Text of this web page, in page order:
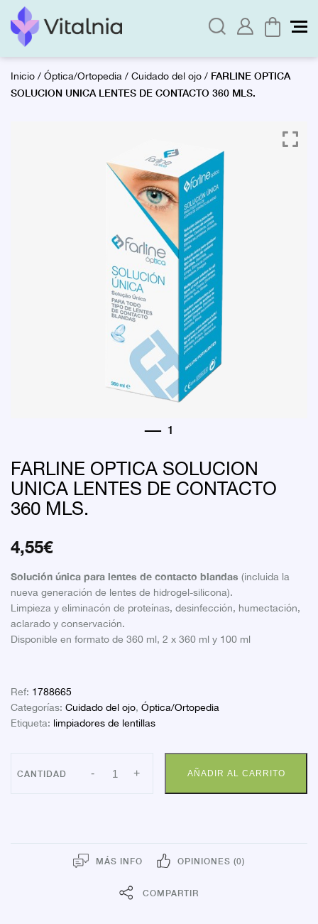
Inicio/Óptica/Ortopedia/Cuidado del ojo/ FARLINE OPTICA
SOLUCION UNICA LENTES DE CONTACTO 360 MLS.
FARLINE OPTICA SOLUCION
UNICA LENTES DE CONTACTO
360 MLS.
4,55€
Solución única para lentes de contacto blandas (incluida la
nueva generación de lentes de hidrogel-silicona).
Limpieza y eliminacón de proteínas, desinfección, humectación,
aclarado y conservación.
Disponible en formato de 360 ml, 2 x 360 ml y 100 ml
Ref: 1788665
Categorías: Cuidado del ojo, Óptica/Ortopedia
Etiqueta: limpiadores de lentillas
- FARLINE
OPTICA
MLS.
cantidad
+ AÑADIR AL CARRITO
MÁS INFO OPINIONES (0)
COMPARTIR